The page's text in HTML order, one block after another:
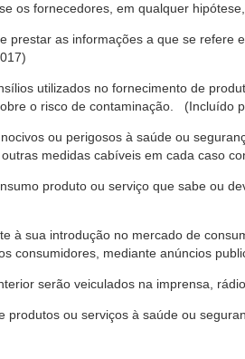
os fornecedores, em qualquer
prestar as informações a que se refere
utilizados no fornecimento de
o risco de contaminação. (Incluído
ou perigosos à saúde ou
medidas cabíveis em cada caso
produto ou serviço que sabe ou
à sua introdução no mercado de
consumidores, mediante anúncios
serão veiculados na imprensa,
ou serviços à saúde ou